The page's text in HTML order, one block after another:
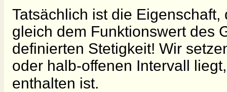
Tatsächlich ist die
gleich dem Funktionswert des
definierten Stetigkeit! Wir
oder halb-offenen Intervall
enthalten ist.